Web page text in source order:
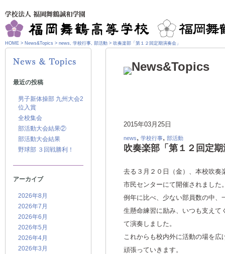
HOME > News&Topics > news, 学校行事, 部活動 > 吹奏楽部「第１２回定期演奏会」
最近の投稿
男子新体操部 九州大会2
位入賞
全校集会
部活動大会結果②
部活動大会結果
野球部 ３回戦勝利！
アーカイブ
2026年8月
2026年7月
2026年6月
2026年5月
2026年4月
2026年3月
2015年03月25日
news, 学校行事, 部活動
吹奏楽部「第１２回定
去る３月２０日（金）、本校吹奏
市民センターにて開催されました
例年に比べ、少ない部員数の中、
生懸命練習に励み、いつも支えて
て演奏しました。
これからも校内外に活動の場を
頑張っていきます。